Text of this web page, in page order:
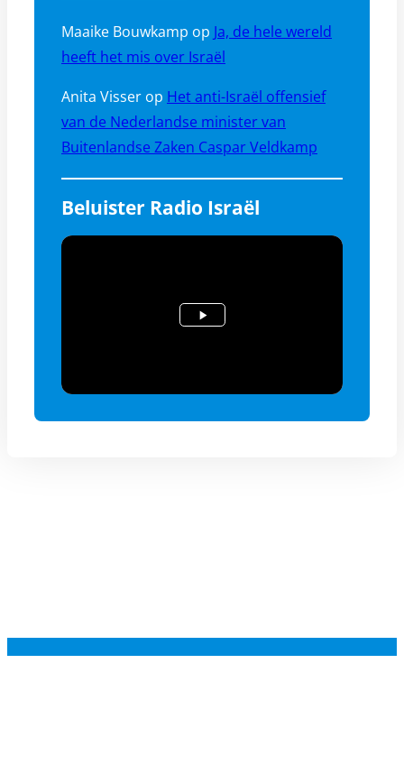
Maaike Bouwkamp op Ja, de hele wereld
heeft het mis over Israël
Anita Visser op Het anti-Israël offensief
van de Nederlandse minister van
Buitenlandse Zaken Caspar Veldkamp
Beluister Radio Israël